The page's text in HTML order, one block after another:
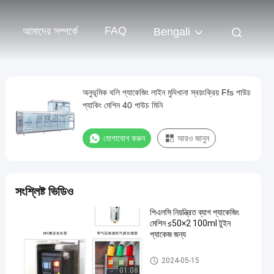
আমাদের সম্পর্কে FAQ Bengali
অনুভূমিক থলি প্যাকেজিং লাইন মুদিখানা স্বয়ংক্রিয় Ffs পাউচ
প্যাকিং মেশিন 40 পাউচ মিনি
যোগাযোগ করুন আরও জানুন
সংশ্লিষ্ট ভিডিও
01:08
পিএলসি নিয়ন্ত্রিত ব্যাগ প্যাকেজিং
মেশিন ≤50×2 100ml টুইন
প্যাকেজ জন্য
থলি প্যাকেজিং লাইন
2024-05-15